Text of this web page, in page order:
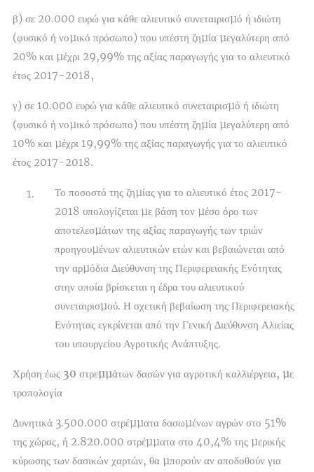
β) σε 20.000 ευρώ για κάθε αλιευτικό συνεταιρισµό ή ιδιώτη
(φυσικό ή νοµικό πρόσωπο) που υπέστη ζηµία µεγαλύτερη από
20% και µέχρι 29,99% της αξίας παραγωγής για το αλιευτικό
έτος 2017-2018,
γ) σε 10.000 ευρώ για κάθε αλιευτικό συνεταιρισµό ή ιδιώτη
(φυσικό ή νοµικό πρόσωπο) που υπέστη ζηµία µεγαλύτερη από
10% και µέχρι 19,99% της αξίας παραγωγής για το αλιευτικό
έτος 2017-2018.
Το ποσοστό της ζηµίας για το αλιευτικό έτος 2017-
2018 υπολογίζεται µε βάση τον µέσο όρο των
αποτελεσµάτων της αξίας παραγωγής των τριών
προηγουµένων αλιευτικών ετών και βεβαιώνεται από
την αρµόδια ∆ιεύθυνση της Περιφερειακής Ενότητας
στην οποία βρίσκεται η έδρα του αλιευτικού
συνεταιρισµού. Η σχετική βεβαίωση της Περιφερειακής
Ενότητας εγκρίνεται από την Γενική ∆ιεύθυνση Αλιείας
του υπουργείου Αγροτικής Ανάπτυξης.
Χρήση έως 30 στρεµµάτων δασών για αγροτική καλλιέργεια, µε
τροπολογία
∆υνητικά 3.500.000 στρέµµατα δασωµένων αγρών στο 51%
της χώρας, ή 2.820.000 στρέµµατα στο 40,4% της µερικής
κύρωσης των δασικών χαρτών, θα µπορούν αν αποδοθούν για